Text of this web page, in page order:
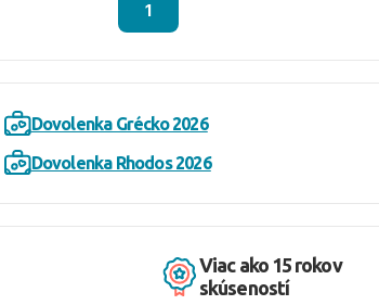
1
Dovolenka Grécko 2026
Dovolenka Rhodos 2026
Viac ako 15 rokov
skúseností